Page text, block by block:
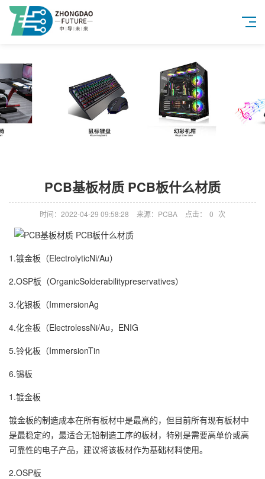
PCB基板材质 PCB板什么材质
时间：2022-04-29 09:58:28 来源：PCBA 点击： 0 次
1.镀金板（ElectrolyticNi/Au）
2.OSP板（OrganicSolderabilitypreservatives）
3.化银板（ImmersionAg
4.化金板（ElectrolessNi/Au，ENIG
5.铃化板（ImmersionTin
6.锡板
1.镀金板
镀金板的制造成本在所有板材中是最高的，但目前所有现有板材中
是最稳定的，最适合无铅制造工序的板材，特别是需要高单价或高
可靠性的电子产品，建议将该板材作为基础材料使用。
2.OSP板